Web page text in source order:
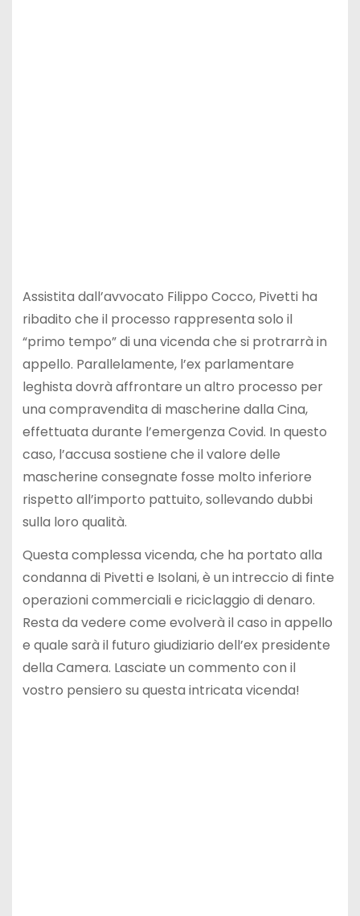
Assistita dall’avvocato Filippo Cocco, Pivetti ha
ribadito che il processo rappresenta solo il
“primo tempo” di una vicenda che si protrarrà in
appello. Parallelamente, l’ex parlamentare
leghista dovrà affrontare un altro processo per
una compravendita di mascherine dalla Cina,
effettuata durante l’emergenza Covid. In questo
caso, l’accusa sostiene che il valore delle
mascherine consegnate fosse molto inferiore
rispetto all’importo pattuito, sollevando dubbi
sulla loro qualità.
Questa complessa vicenda, che ha portato alla
condanna di Pivetti e Isolani, è un intreccio di finte
operazioni commerciali e riciclaggio di denaro.
Resta da vedere come evolverà il caso in appello
e quale sarà il futuro giudiziario dell’ex presidente
della Camera. Lasciate un commento con il
vostro pensiero su questa intricata vicenda!